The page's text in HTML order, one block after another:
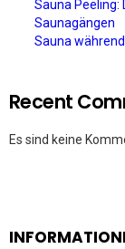
Sauna Peeling:
Saunagängen
Sauna
Recent
Es sind keine